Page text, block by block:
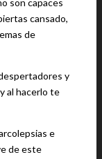
son capaces
cansado,
de
y
al hacerlo te
e
de este